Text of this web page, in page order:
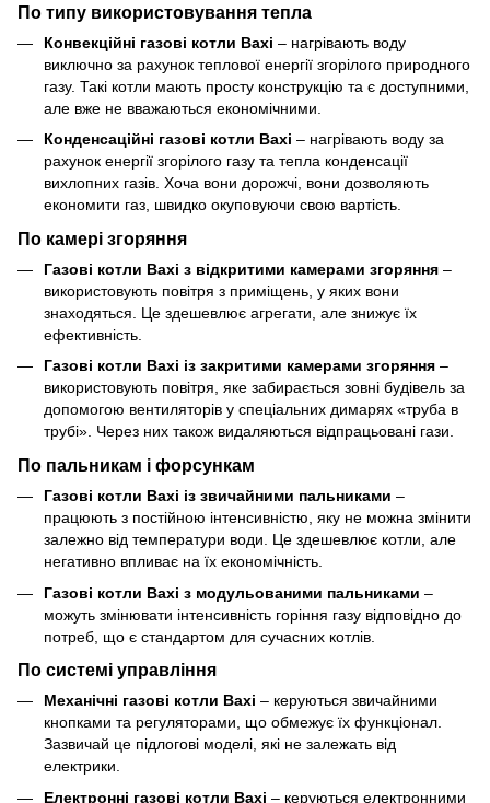
По типу використовування тепла
Конвекційні газові котли Baxi – нагрівають воду
виключно за рахунок теплової енергії згорілого природного
газу. Такі котли мають просту конструкцію та є доступними,
але вже не вважаються економічними.
Конденсаційні газові котли Baxi – нагрівають воду за
рахунок енергії згорілого газу та тепла конденсації
вихлопних газів. Хоча вони дорожчі, вони дозволяють
економити газ, швидко окуповуючи свою вартість.
По камері згоряння
Газові котли Baxi з відкритими камерами згоряння –
використовують повітря з приміщень, у яких вони
знаходяться. Це здешевлює агрегати, але знижує їх
ефективність.
Газові котли Baxi із закритими камерами згоряння –
використовують повітря, яке забирається зовні будівель за
допомогою вентиляторів у спеціальних димарях «труба в
трубі». Через них також видаляються відпрацьовані гази.
По пальникам і форсункам
Газові котли Baxi із звичайними пальниками –
працюють з постійною інтенсивністю, яку не можна змінити
залежно від температури води. Це здешевлює котли, але
негативно впливає на їх економічність.
Газові котли Baxi з модульованими пальниками –
можуть змінювати інтенсивність горіння газу відповідно до
потреб, що є стандартом для сучасних котлів.
По системі управління
Механічні газові котли Baxi – керуються звичайними
кнопками та регуляторами, що обмежує їх функціонал.
Зазвичай це підлогові моделі, які не залежать від
електрики.
Електронні газові котли Baxi – керуються електронними